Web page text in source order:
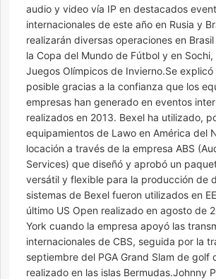
audio y video vía IP en destacados
internacionales de este año en Rusia y
realizarán diversas operaciones en
la Copa del Mundo de Fútbol y en Sochi,
Juegos Olímpicos de Invierno.Se explicó
posible gracias a la confianza que los
empresas han generado en eventos
realizados en 2013. Bexel ha utilizado,
equipamientos de Lawo en América del
locación a través de la empresa ABS
Services) que diseñó y aprobó un
versátil y flexible para la producción de
sistemas de Bexel fueron utilizados en
último US Open realizado en agosto de
York cuando la empresa apoyó las
internacionales de CBS, seguida por la
septiembre del PGA Grand Slam de golf
realizado en las islas Bermudas.Johnny